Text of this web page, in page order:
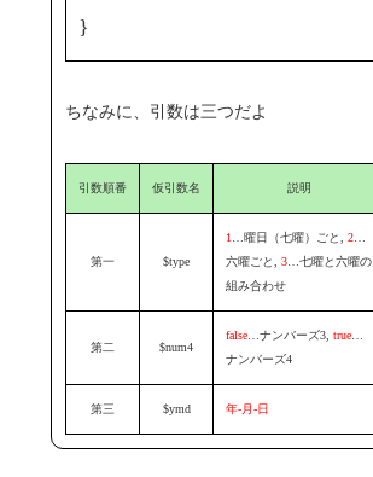
}
ちなみに、引数は三つだよ
引数順番 仮引数名 説明
第一 $type
1 …曜日（七曜）ごと,2
六曜ごと,3 …七曜と六曜の
組み合わせ
第二 $num4
false …ナンバーズ3,true
ナンバーズ4
第三 $ymd 年-月-日